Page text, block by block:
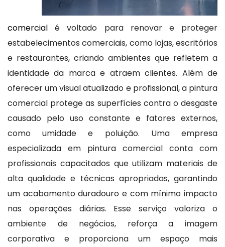
comercial é voltado para renovar e proteger
estabelecimentos comerciais, como lojas, escritórios
e restaurantes, criando ambientes que refletem a
identidade da marca e atraem clientes. Além de
oferecer um visual atualizado e profissional, a pintura
comercial protege as superfícies contra o desgaste
causado pelo uso constante e fatores externos,
como umidade e poluição. Uma empresa
especializada em pintura comercial conta com
profissionais capacitados que utilizam materiais de
alta qualidade e técnicas apropriadas, garantindo
um acabamento duradouro e com mínimo impacto
nas operações diárias. Esse serviço valoriza o
ambiente de negócios, reforça a imagem
corporativa e proporciona um espaço mais